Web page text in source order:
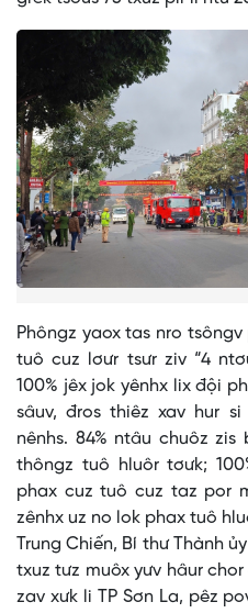
Phôngz yaox tas nro
tuô cuz lơưr tsưr ziv “4
100% jêx jok yênhx lix đội
sâuv, đros thiêz xav hur
nênhs. 84% ntâu chuôz
thôngz tuô hluôr tơưk;
phax cuz tuô cuz taz por
zênhx uz no lok phax tuô
Trung Chiến, Bí thư Thành
txuz tưz muôx yưv hâur
zav xưk li TP Sơn La, pêz